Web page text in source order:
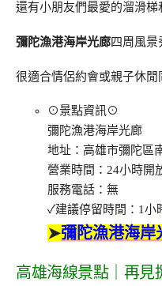
還有小朋友們最愛的溜滑梯
彌陀漁港海岸光廊四周風景
很適合情侶約會或親子休閒
⊙景點資訊⊙
彌陀漁港海岸光廊
地址：高雄市彌陀區
營業時間：24小時開
服務電話：無
✓建議停留時間：1小
➤彌陀漁港海岸
高雄海線景點｜再見